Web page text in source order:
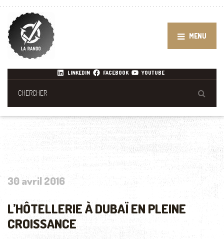
MENU
LINKEDIN FACEBOOK YOUTUBE
30 avril 2016
L’HÔTELLERIE À DUBAÏ EN PLEINE
CROISSANCE